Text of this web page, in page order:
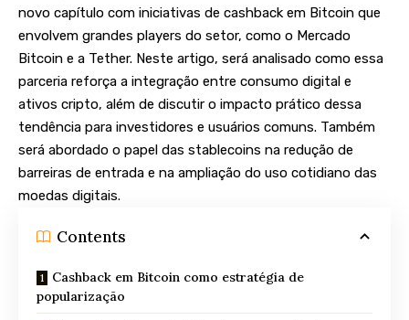
novo capítulo com iniciativas de cashback em Bitcoin que
envolvem grandes players do setor, como o Mercado
Bitcoin e a Tether. Neste artigo, será analisado como essa
parceria reforça a integração entre consumo digital e
ativos cripto, além de discutir o impacto prático dessa
tendência para investidores e usuários comuns. Também
será abordado o papel das stablecoins na redução de
barreiras de entrada e na ampliação do uso cotidiano das
moedas digitais.
Contents
Cashback em Bitcoin como estratégia de
popularização